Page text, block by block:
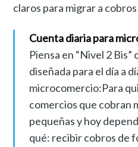
claros para migrar a
Cuenta diaria para
Piensa en “Nivel 2
diseñada para el día a
microcomercio:Para
comercios que cobran
pequeñas y hoy
qué: recibir cobros de